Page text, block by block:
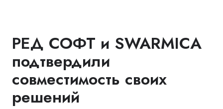
РЕД СОФТ и SWARMICA
подтвердили
совместимость своих
решений